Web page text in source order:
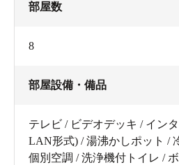
部屋数
8
部屋設備・備品
テレビ / ビデオデッキ / イン
LAN形式) / 湯沸かしポット /
個別空調 / 洗浄機付トイレ /